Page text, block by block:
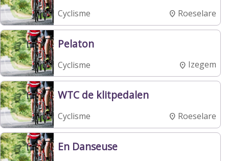
Cyclisme Roeselare
Pelaton
Cyclisme Izegem
WTC de klitpedalen
Cyclisme Roeselare
En Danseuse